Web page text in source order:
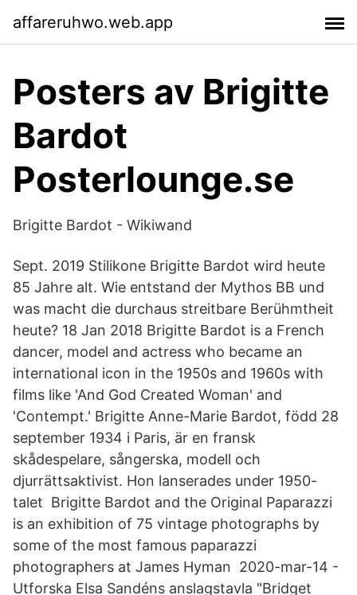
affareruhwo.web.app
Posters av Brigitte
Bardot
Posterlounge.se
Brigitte Bardot - Wikiwand
Sept. 2019 Stilikone Brigitte Bardot wird heute
85 Jahre alt. Wie entstand der Mythos BB und
was macht die durchaus streitbare Berühmtheit
heute? 18 Jan 2018 Brigitte Bardot is a French
dancer, model and actress who became an
international icon in the 1950s and 1960s with
films like 'And God Created Woman' and
'Contempt.' Brigitte Anne-Marie Bardot, född 28
september 1934 i Paris, är en fransk
skådespelare, sångerska, modell och
djurrättsaktivist. Hon lanserades under 1950-
talet Brigitte Bardot and the Original Paparazzi
is an exhibition of 75 vintage photographs by
some of the most famous paparazzi
photographers at James Hyman 2020-mar-14 -
Utforska Elsa Sandéns anslagstavla "Bridget